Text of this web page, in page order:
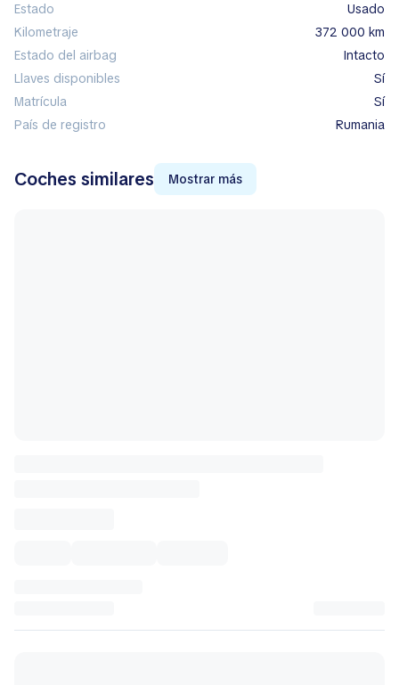
Estado
Usado
Kilometraje
372 000 km
Estado del airbag
intacto
Llaves disponibles
Sí
Matrícula
Sí
País de registro
Rumania
Coches similares Mostrar más